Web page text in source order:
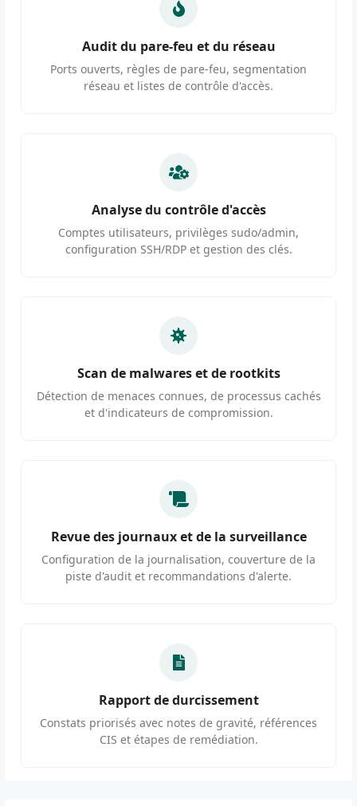
Audit du pare-feu et du réseau
Ports ouverts, règles de pare-feu, segmentation
réseau et listes de contrôle d'accès.
Analyse du contrôle d'accès
Comptes utilisateurs, privilèges sudo/admin,
configuration SSH/RDP et gestion des clés.
Scan de malwares et de rootkits
Détection de menaces connues, de processus cachés
et d'indicateurs de compromission.
Revue des journaux et de la surveillance
Configuration de la journalisation, couverture de la
piste d'audit et recommandations d'alerte.
Rapport de durcissement
Constats priorisés avec notes de gravité, références
CIS et étapes de remédiation.